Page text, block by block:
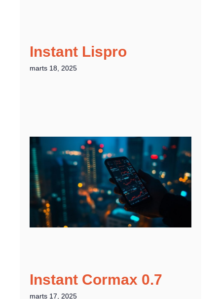
Instant Lispro
marts 18, 2025
Instant Cormax 0.7
marts 17, 2025